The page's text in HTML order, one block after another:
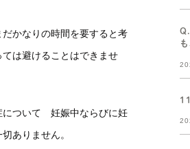
かなりの時間を要すると考
は避けることはできませ
について 妊娠中ならびに妊
ありません。